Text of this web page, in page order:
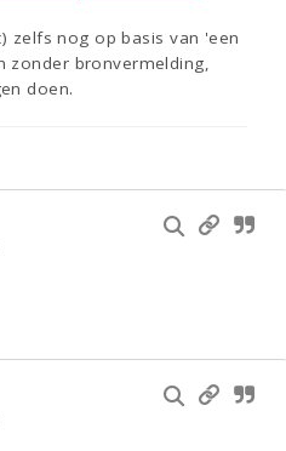
zelfs nog op basis van 'een
zonder bronvermelding,
doen.